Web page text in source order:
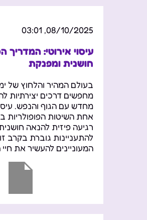
08/10/2025, 03:01
עיסוי אירוטי: המדריך
חושנית ומפנקת
בעולם המהיר והלחוץ של
מחפשים דרכים יצירתיות
מחדש עם הגוף והנפש.
אחת השיטות הפופולריות
רגיעה פיזית להנאה
להתעניינות גוברת בקרב
המעוניינים להעשיר את